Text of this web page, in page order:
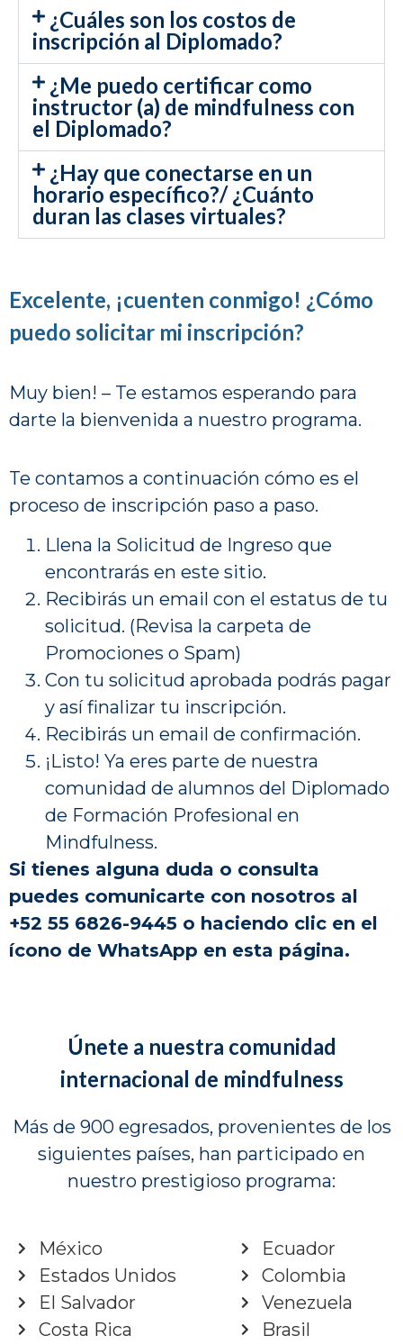
¿Cuáles son los costos de
inscripción al Diplomado?
¿Me puedo certificar como
instructor (a) de mindfulness con
el Diplomado?
¿Hay que conectarse en un
horario específico?/ ¿Cuánto
duran las clases virtuales?
Excelente, ¡cuenten conmigo! ¿Cómo
puedo solicitar mi inscripción?
Muy bien! – Te estamos esperando para
darte la bienvenida a nuestro programa.
Te contamos a continuación cómo es el
proceso de inscripción paso a paso.
Llena la Solicitud de Ingreso que
encontrarás en este sitio.
Recibirás un email con el estatus de tu
solicitud. (Revisa la carpeta de
Promociones o Spam)
Con tu solicitud aprobada podrás pagar
y así finalizar tu inscripción.
Recibirás un email de confirmación.
¡Listo! Ya eres parte de nuestra
comunidad de alumnos del Diplomado
de Formación Profesional en
Mindfulness.
Si tienes alguna duda o consulta
puedes comunicarte con nosotros al
+52 55 6826-9445 o haciendo clic en el
ícono de WhatsApp en esta página.
Únete a nuestra comunidad
internacional de mindfulness
Más de 900 egresados, provenientes de los
siguientes países, han participado en
nuestro prestigioso programa:
México
Estados Unidos
El Salvador
Costa Rica
Ecuador
Colombia
Venezuela
Brasil